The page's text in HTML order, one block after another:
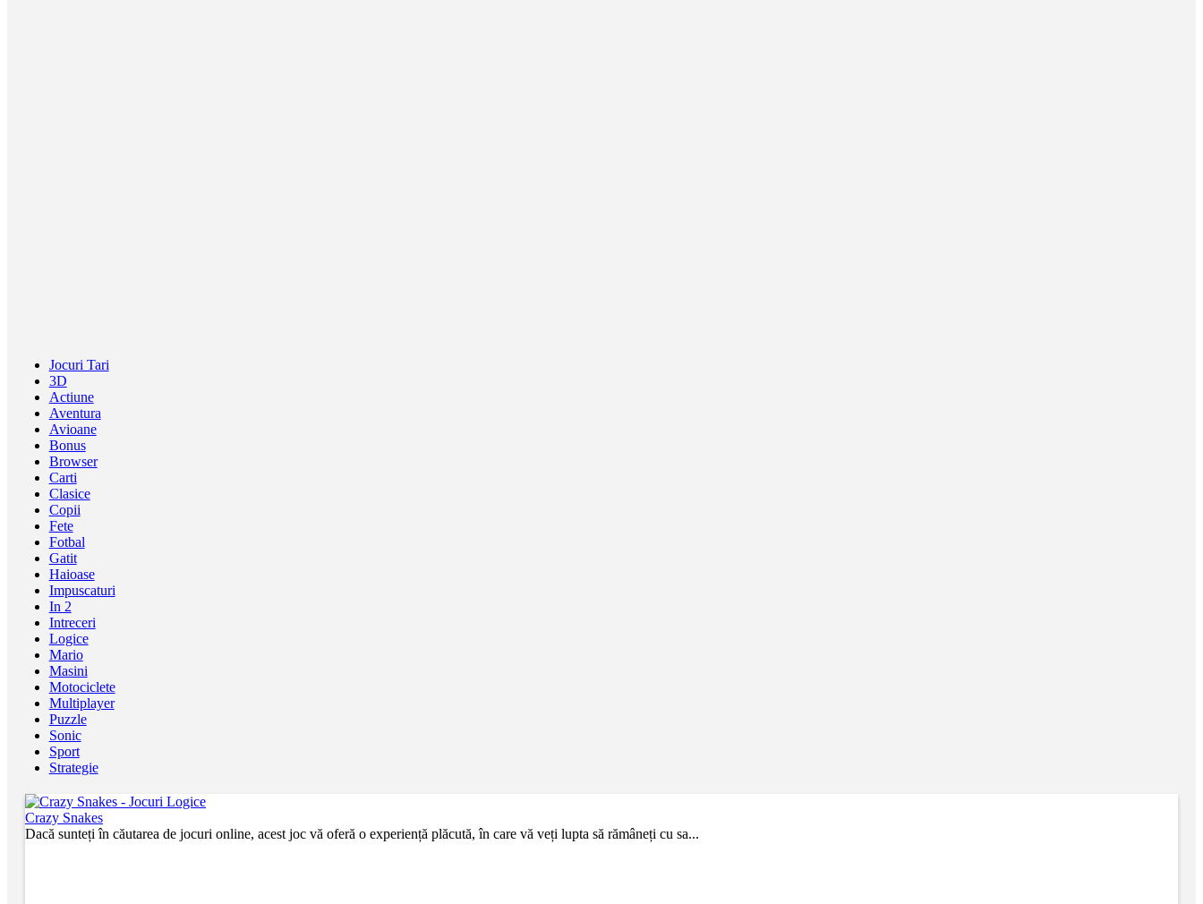
Jocuri Tari
3D
Actiune
Aventura
Avioane
Bonus
Browser
Carti
Clasice
Copii
Fete
Fotbal
Gatit
Haioase
Impuscaturi
In 2
Intreceri
Logice
Mario
Masini
Motociclete
Multiplayer
Puzzle
Sonic
Sport
Strategie
Crazy Snakes
Dacă sunteți în căutarea de jocuri online, acest joc vă oferă o experiență plăcută, în care vă veți lupta să rămâneți cu sa...